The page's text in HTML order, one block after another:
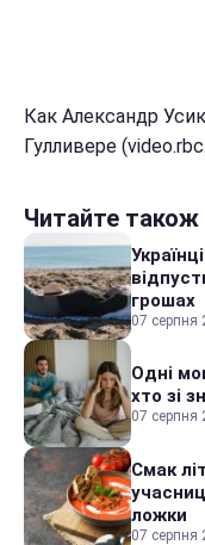
Как Александр
Гулливере
Читайте також
грошах
07 серпня
Одні
хто зі
07 серпня
Смак
ложки
07 серпня